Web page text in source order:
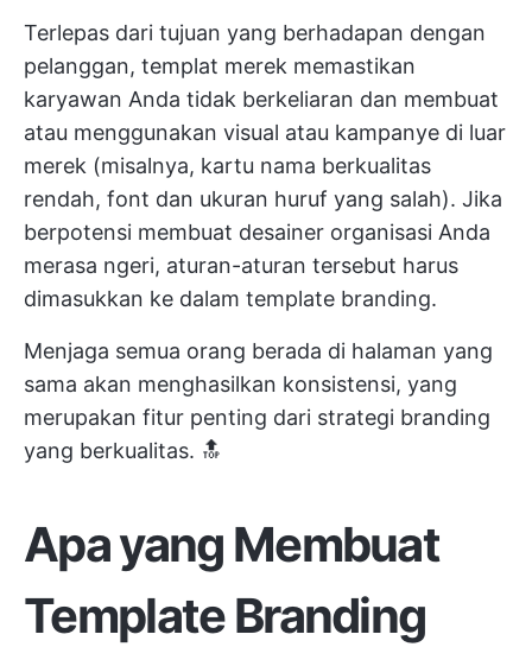
Terlepas dari tujuan yang berhadapan dengan
pelanggan, templat merek memastikan
karyawan Anda tidak berkeliaran dan membuat
atau menggunakan visual atau kampanye di luar
merek (misalnya, kartu nama berkualitas
rendah, font dan ukuran huruf yang salah). Jika
berpotensi membuat desainer organisasi Anda
merasa ngeri, aturan-aturan tersebut harus
dimasukkan ke dalam template branding.
Menjaga semua orang berada di halaman yang
sama akan menghasilkan konsistensi, yang
merupakan fitur penting dari strategi branding
yang berkualitas. 🔝
Apa yang Membuat
Template Branding